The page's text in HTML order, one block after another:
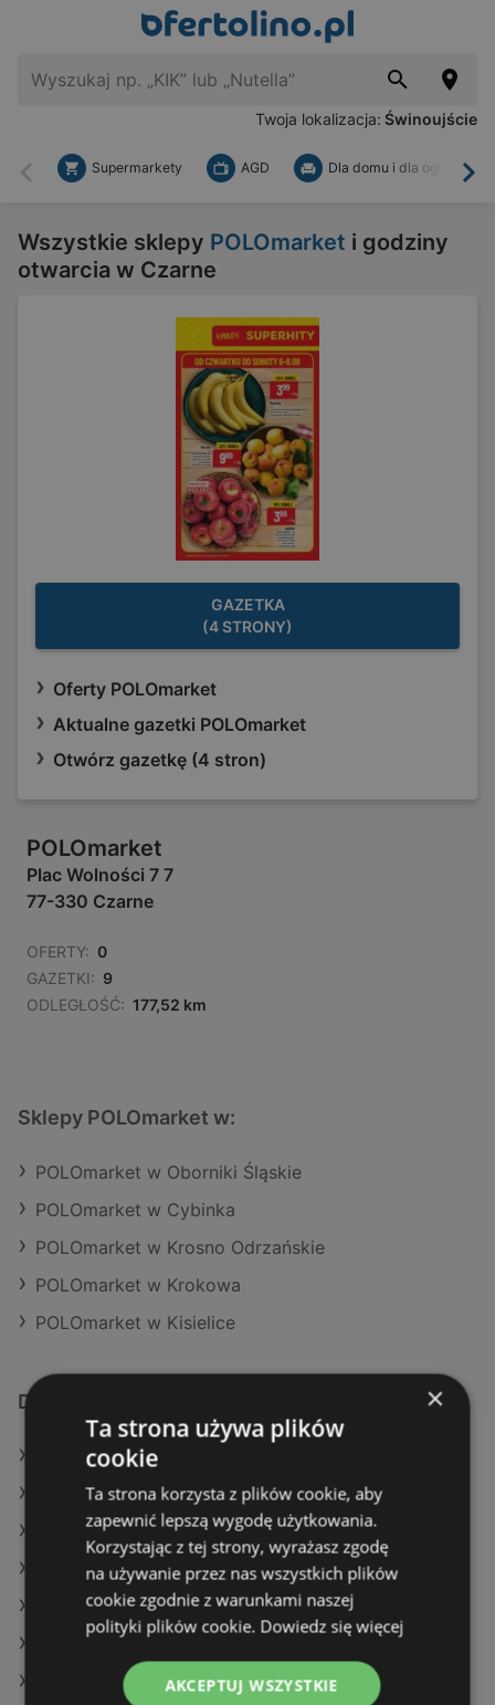
Twoja lokalizacja: Świnoujście
Wstecz
Supermarkety AGD Dla domu i dla ogrodu
Wszystkie sklepy POLOmarket i godziny
otwarcia w Czarne
GAZETKA
(4 STRONY)
Oferty POLOmarket
Aktualne gazetki POLOmarket
Otwórz gazetkę (4 stron)
POLOmarket
Plac Wolności 7 7
77-330 Czarne
OFERTY: 0
GAZETKI: 9
ODLEGŁOŚĆ: 177,52 km
Sklepy POLOmarket w:
POLOmarket w Oborniki Śląskie
POLOmarket w Cybinka
POLOmarket w Krosno Odrzańskie
POLOmarket w Krokowa
POLOmarket w Kisielice
Dodatkowe łącza
Oferty POLOmarket
Oferty Stokrotka
Oferty Dealz
Aktualne gazetki Lidl
Aktualne gazetki Carrefour
Aktualne gazetki E.Leclerc
Aktualne gazetki Żabka
×
Ta strona używa plików
cookie
Ta strona korzysta z plików cookie, aby
zapewnić lepszą wygodę użytkowania.
Korzystając z tej strony, wyrażasz zgodę
na używanie przez nas wszystkich plików
cookie zgodnie z warunkami naszej
polityki plików cookie. Dowiedz się więcej
AKCEPTUJ WSZYSTKIE